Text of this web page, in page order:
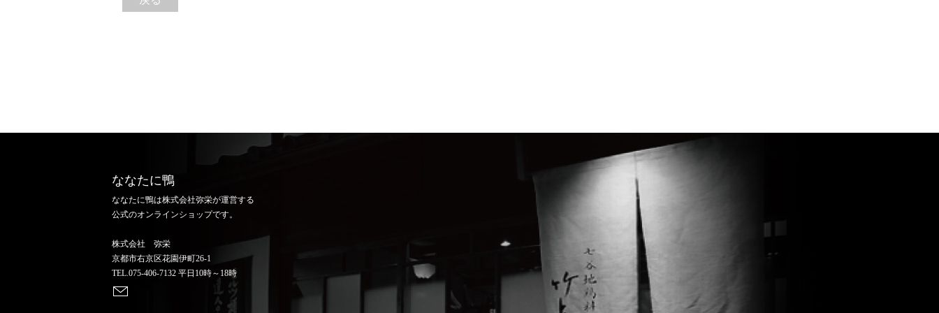
ななたに鴨
ななたに鴨は株式会社弥栄が運営する
公式のオンラインショップです。
株式会社 弥栄
京都市右京区花園伊町26-1
TEL.075-406-7132 平日10時～18時